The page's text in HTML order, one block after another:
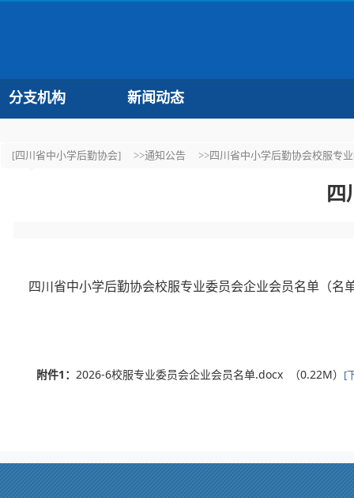
[四川省中小学后勤协会] >>通知公告 >>四川省中小学后勤协会校服专
四
四川省中小学后勤协会校服专业委员会企业会员名单（名
附件1： 2026-6校服专业委员会企业会员名单.docx （0.22M） [
分支机构 新闻动态